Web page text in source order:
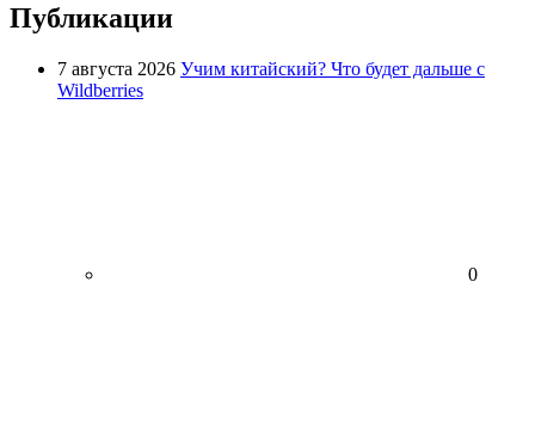
Публикации
7 августа 2026 Учим китайский? Что будет дальше с
Wildberries
0